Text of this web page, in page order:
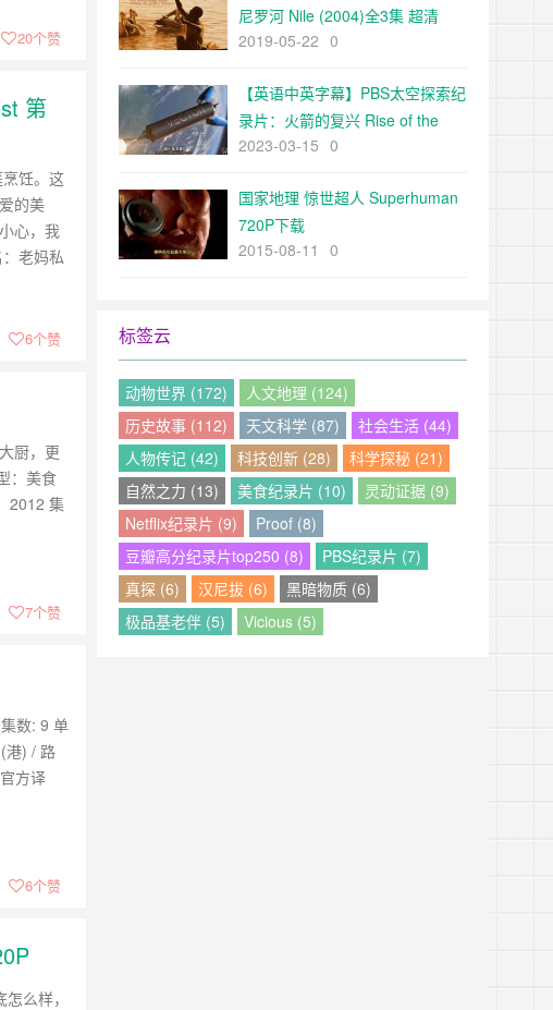
20个赞
第
饪。这
的美
心，我
老妈私
6个赞
厨，更
：美食
2012 集
7个赞
数: 9 单
港) / 路
方译
6个赞
么样，
尼罗河 Nile (2004)全3集 超清
1080P
2019-05-22 0
【英语中英字幕】PBS太空探索纪
录片：火箭的复兴 Rise of the
Rockets (2019) 全1集 高清720P
2023-03-15 0
国家地理 惊世超人 Superhuman
720P下载
2015-08-11
0
标签云
动物世界 (172)
人文地理 (124)
历史故事 (112)
天文科学 (87)
社会生活 (44)
人物传记 (42)
科技创新 (28)
科学探秘 (21)
自然之力 (13)
美食纪录片 (10)
灵动证据 (9)
Netflix纪录片 (9)
Proof (8)
豆瓣高分纪录片top250 (8)
PBS纪录片 (7)
真探 (6)
汉尼拔 (6)
黑暗物质 (6)
极品基老伴 (5)
Vicious (5)